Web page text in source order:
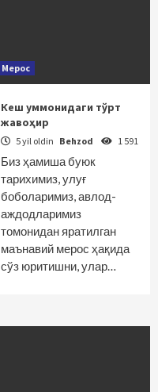
Мерос
Кеш уммонидаги тўрт
жавоҳир
5 yil oldin Behzod 1 591
Биз ҳамиша буюк
тарихимиз, улуғ
боболаримиз, авлод-
аждодларимиз
томонидан яратилган
маънавий мерос ҳақида
сўз юритишни, улар…